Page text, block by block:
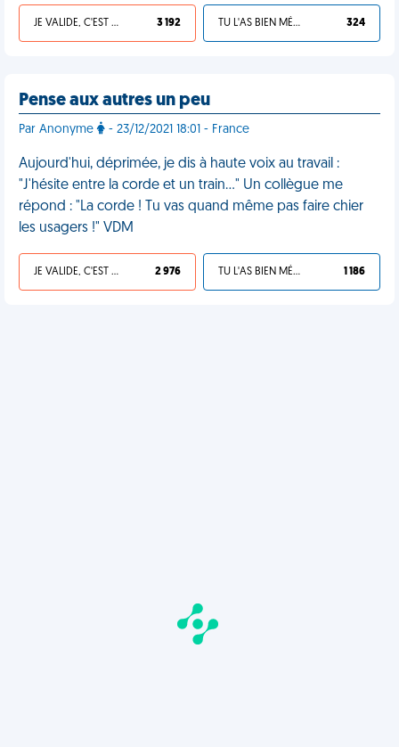
JE VALIDE, C'EST UNE VDM 3 192 TU L'AS BIEN MÉRITÉ 324
Pense aux autres un peu
Par Anonyme - 23/12/2021 18:01 - France
Aujourd'hui, déprimée, je dis à haute voix au travail :
"J'hésite entre la corde et un train…" Un collègue me
répond : "La corde ! Tu vas quand même pas faire chier
les usagers !" VDM
JE VALIDE, C'EST UNE VDM 2 976 TU L'AS BIEN MÉRITÉ 1 186